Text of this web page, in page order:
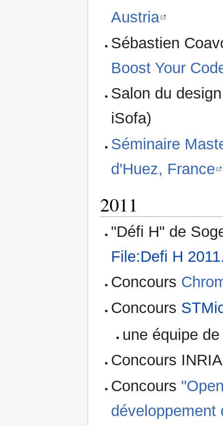
Austria
Sébastien
Boost Your
Salon du
iSofa)
Séminaire
d'Huez, France
2011
"Défi H" de
File:Defi H
Concours
Concours
une équipe
Concours
Concours
développement